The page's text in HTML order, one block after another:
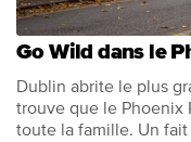
Go Wild dans le
Dublin abrite le plus
trouve que le Phoenix
toute la famille. Un